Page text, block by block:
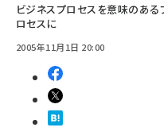
ビジネスプロセスを意味のある
ロセスに
2005年11月1日 20:00